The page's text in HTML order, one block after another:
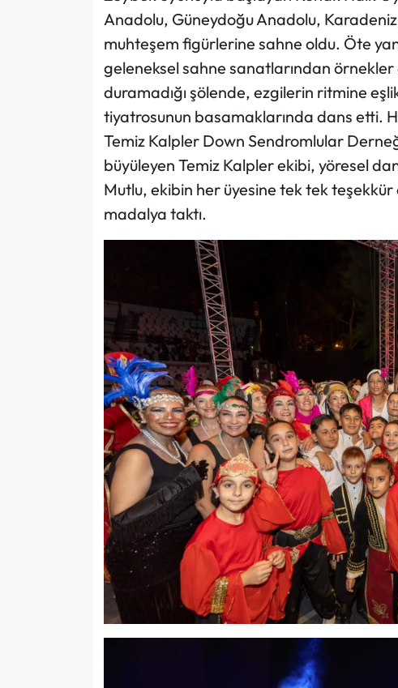
Anadolu, Güneydoğu Anadolu,
muhteşem figürlerine sahne oldu. Öte
geleneksel sahne sanatlarından
duramadığı şölende, ezgilerin ritmine
tiyatrosunun basamaklarında dans etti.
Temiz Kalpler Down Sendromlular
büyüleyen Temiz Kalpler ekibi, yöresel
Mutlu, ekibin her üyesine tek tek teşekkür
madalya taktı.